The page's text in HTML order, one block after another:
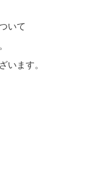
いて
います。